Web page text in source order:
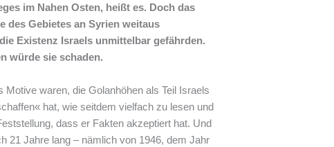
im Nahen Osten, heißt es. Doch das
des Gebietes an Syrien weitaus
Existenz Israels unmittelbar gefährden.
würde sie schaden.
waren, die Golanhöhen als Teil Israels
hat, wie seitdem vielfach zu lesen und
dass er Fakten akzeptiert hat. Und
21 Jahre lang – nämlich von 1946, dem Jahr